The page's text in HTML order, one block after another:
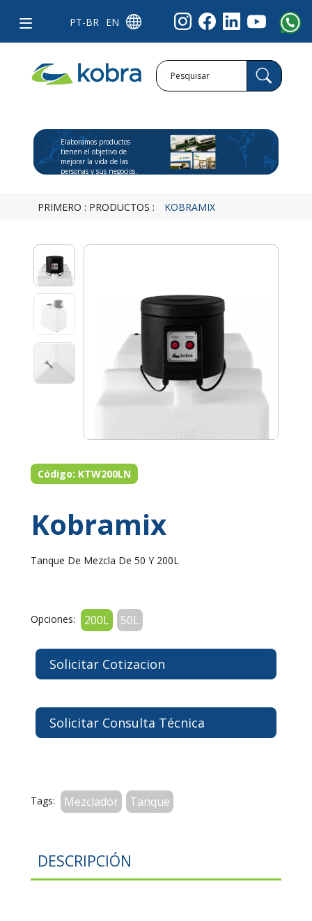
PT-BR EN
Elaboramos productos
tienen el objetivo de
mejorar la vida de las
personas y sus negocios.
PRIMERO : PRODUCTOS : KOBRAMIX
Código: KTW200LN
Kobramix
Tanque De Mezcla De 50 Y 200L
Opciones: 200L 50L
Solicitar Cotizacion
Solicitar Consulta Técnica
Tags: Mezclador Tanque
DESCRIPCIÓN